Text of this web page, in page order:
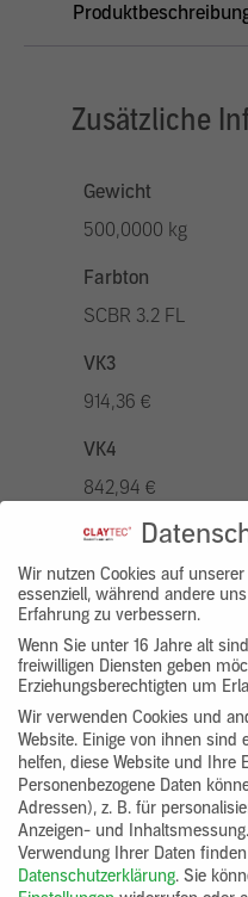
Zusätzliche
Gewicht
500,0000 kg
Farbton
SCBR 3.2 FL
VK3
914,36 €
VK4
842,94 €
VK5
1042,96 €
VK7
785,77 €
Gruppenprodukt
Wir nutzen Cookies auf
essenziell, während andere
Erfahrung zu verbessern.
Wenn Sie unter 16 Jahre alt
freiwilligen Diensten geben
Erziehungsberechtigten um
Wir verwenden Cookies und
Website. Einige von ihnen sind
helfen, diese Website und Ihre
Personenbezogene Daten
Adressen), z. B. für
Anzeigen- und Inhaltsmessung.
Verwendung Ihrer Daten
Datenschutzerklärung. Sie